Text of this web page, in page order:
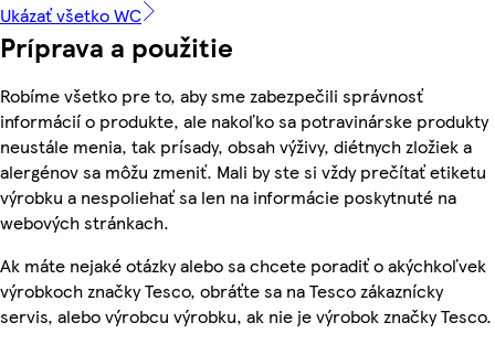
Ukázať všetko WC
Príprava a použitie
Robíme všetko pre to, aby sme zabezpečili správnosť
informácií o produkte, ale nakoľko sa potravinárske produkty
neustále menia, tak prísady, obsah výživy, diétnych zložiek a
alergénov sa môžu zmeniť. Mali by ste si vždy prečítať etiketu
výrobku a nespoliehať sa len na informácie poskytnuté na
webových stránkach.
Ak máte nejaké otázky alebo sa chcete poradiť o akýchkoľvek
výrobkoch značky Tesco, obráťte sa na Tesco zákaznícky
servis, alebo výrobcu výrobku, ak nie je výrobok značky Tesco.